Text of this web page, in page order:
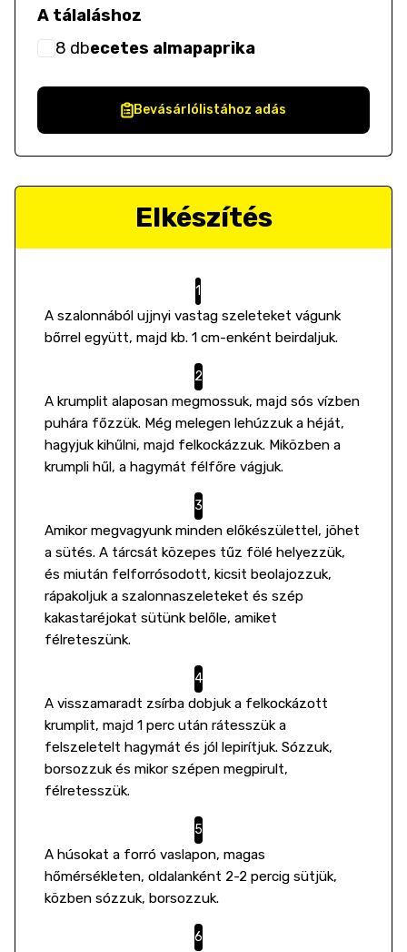
A tálaláshoz
8 dbecetes almapaprika
Bevásárlólistához adás
Elkészítés
A szalonnából ujjnyi vastag szeleteket vágunk
bőrrel együtt, majd kb. 1 cm-enként beirdaljuk.
A krumplit alaposan megmossuk, majd sós vízben
puhára főzzük. Még melegen lehúzzuk a héját,
hagyjuk kihűlni, majd felkockázzuk. Miközben a
krumpli hűl, a hagymát félfőre vágjuk.
Amikor megvagyunk minden előkészülettel, jöhet
a sütés. A tárcsát közepes tűz fölé helyezzük,
és miután felforrósodott, kicsit beolajozzuk,
rápakoljuk a szalonnaszeleteket és szép
kakastaréjokat sütünk belőle, amiket
félreteszünk.
A visszamaradt zsírba dobjuk a felkockázott
krumplit, majd 1 perc után rátesszük a
felszeletelt hagymát és jól lepirítjuk. Sózzuk,
borsozzuk és mikor szépen megpirult,
félretesszük.
A húsokat a forró vaslapon, magas
hőmérsékleten, oldalanként 2-2 percig sütjük,
közben sózzuk, borsozzuk.